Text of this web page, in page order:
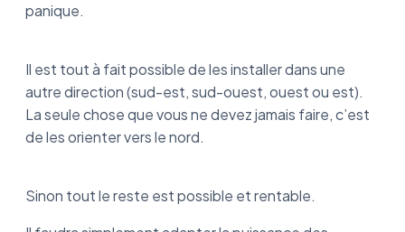
panique.
Il est tout à fait possible de les installer dans une
autre direction (sud-est, sud-ouest, ouest ou est).
La seule chose que vous ne devez jamais faire, c’est
de les orienter vers le nord.
Sinon tout le reste est possible et rentable.